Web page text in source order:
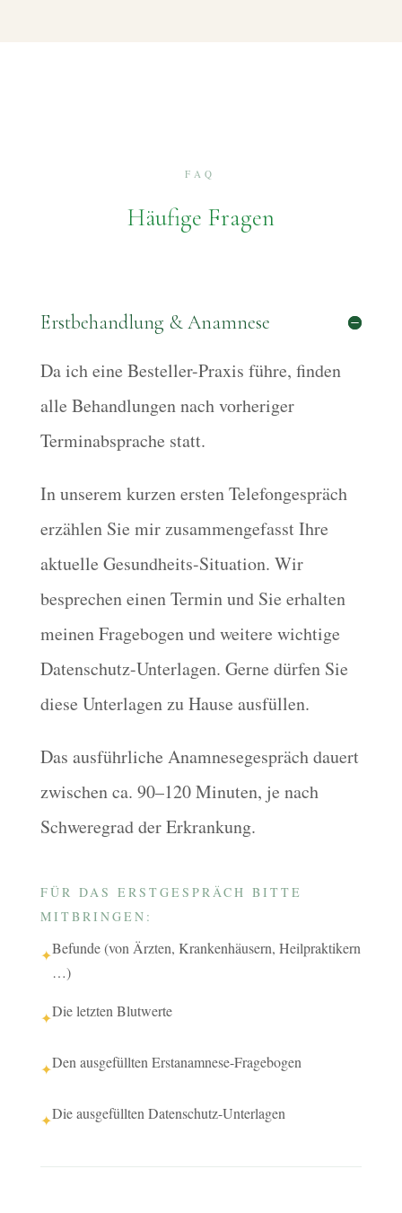
FAQ
Häufige Fragen
Erstbehandlung & Anamnese
Da ich eine Besteller-Praxis führe, finden
alle Behandlungen nach vorheriger
Terminabsprache statt.
In unserem kurzen ersten Telefongespräch
erzählen Sie mir zusammengefasst Ihre
aktuelle Gesundheits-Situation. Wir
besprechen einen Termin und Sie erhalten
meinen Fragebogen und weitere wichtige
Datenschutz-Unterlagen. Gerne dürfen Sie
diese Unterlagen zu Hause ausfüllen.
Das ausführliche Anamnesegespräch dauert
zwischen ca. 90–120 Minuten, je nach
Schweregrad der Erkrankung.
FÜR DAS ERSTGESPRÄCH BITTE
MITBRINGEN:
✦Befunde (von Ärzten, Krankenhäusern, Heilpraktikern
…)
✦Die letzten Blutwerte
✦Den ausgefüllten Erstanamnese-Fragebogen
✦Die ausgefüllten Datenschutz-Unterlagen